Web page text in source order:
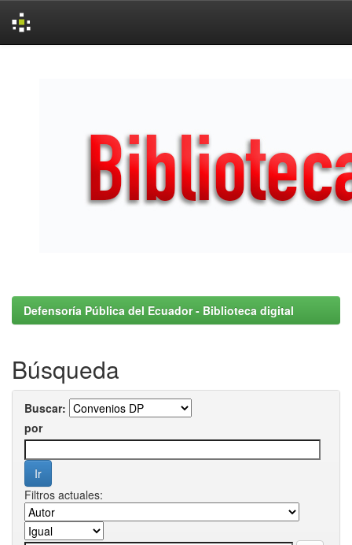
Defensoría Pública del Ecuador - Biblioteca digital
Búsqueda
Buscar:
por
Filtros actuales: